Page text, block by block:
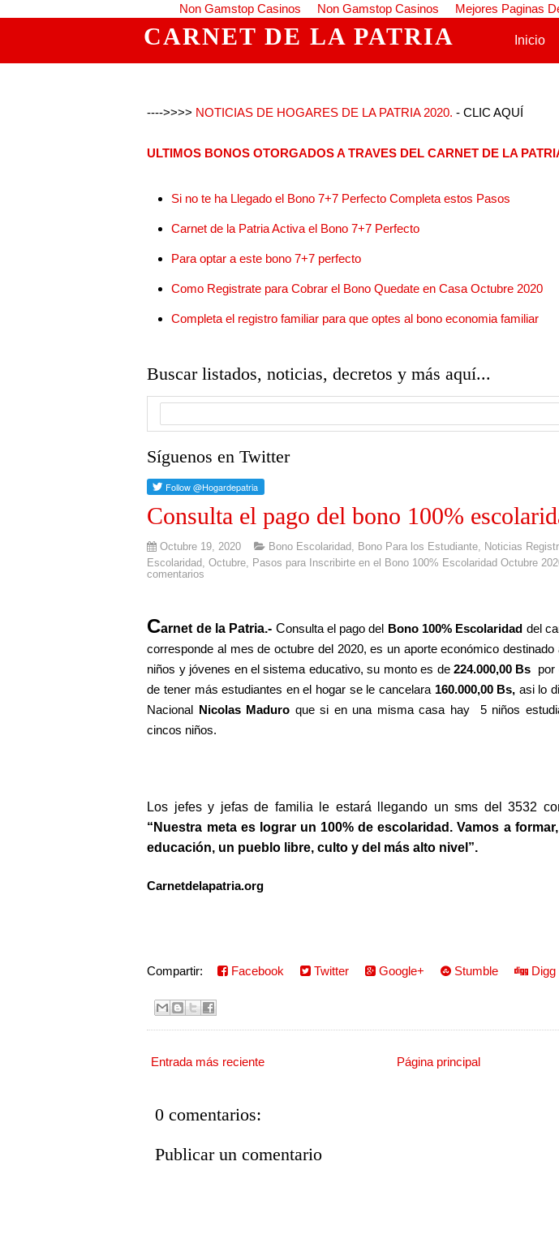
Non Gamstop Casinos Non Gamstop Casinos Mejores Paginas
CARNET DE LA PATRIA Saltar
Inicio
---->>>> NOTICIAS DE HOGARES DE LA PATRIA 2020. - CLIC AQUÍ
ULTIMOS BONOS OTORGADOS A TRAVES DEL CARNET DE LA
Si no te ha Llegado el Bono 7+7 Perfecto Completa estos Pasos
Carnet de la Patria Activa el Bono 7+7 Perfecto
Para optar a este bono 7+7 perfecto
Como Registrate para Cobrar el Bono Quedate en Casa Octubre 2020
Completa el registro familiar para que optes al bono economia familiar
Buscar listados, noticias, decretos y más aquí...
Síguenos en Twitter
Consulta el pago del bono 100%
Octubre 19, 2020 Bono Escolaridad Bono Para los Estudiante Noticias
Escolaridad ,Octubre Pasos para Inscribirte en el Bono 100% Escolaridad Octubre
comentarios
Carnet de la Patria.- Consulta el pago del Bono 100% Escolaridad del
corresponde al mes de octubre del 2020, es un aporte económico
niños y jóvenes en el sistema educativo,su monto es de 224.000,00 Bs por
de tener más estudiantes en el hogar se le cancelara 160.000,00 Bs, asi lo
Nacional Nicolas Maduro que si en una misma casa hay 5 niños
cincos niños.
Los jefes y jefas de familia le estará llegando un sms del 3532
“Nuestra meta es lograr un 100% de escolaridad. Vamos a
educación, un pueblo libre, culto y del más alto nivel”.
Carnetdelapatria.org
Compartir: Facebook Twitter Google+ Stumble Digg
Entrada más reciente Página principal
0 comentarios:
Publicar un comentario